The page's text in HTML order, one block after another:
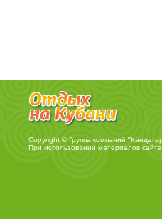
Copyright © Группа компаний
При использовании материалов